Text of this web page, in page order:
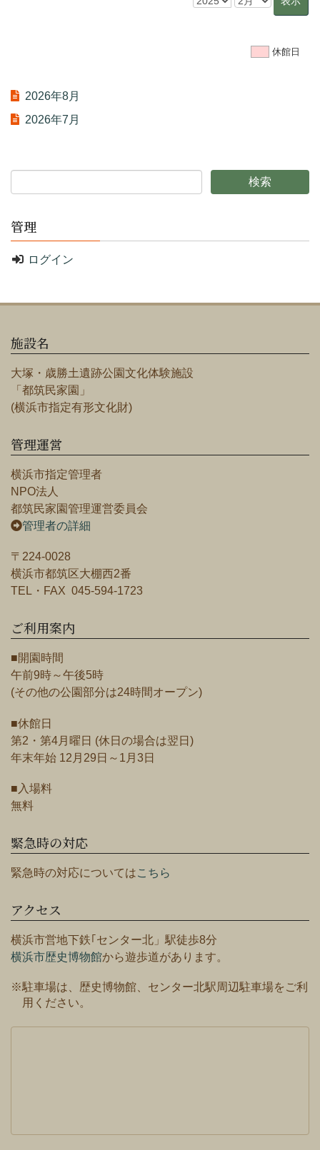
休館日
2026年8月
2026年7月
管理
ログイン
施設名
大塚・歳勝土遺跡公園文化体験施設
「都筑民家園」
(横浜市指定有形文化財)
管理運営
横浜市指定管理者
NPO法人
都筑民家園管理運営委員会
管理者の詳細
〒224-0028
横浜市都筑区大棚西2番
TEL・FAX 045-594-1723
ご利用案内
■開園時間
午前9時～午後5時
(その他の公園部分は24時間オープン)
■休館日
第2・第4月曜日 (休日の場合は翌日)
年末年始 12月29日～1月3日
■入場料
無料
緊急時の対応
緊急時の対応についてはこちら
アクセス
横浜市営地下鉄｢センター北」駅徒歩8分
横浜市歴史博物館から遊歩道があります。
※駐車場は、歴史博物館、センター北駅周辺駐車場をご利
用ください。